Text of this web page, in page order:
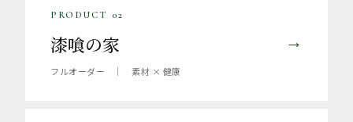
PRODUCT 02
漆喰の家
フルオーダー ｜ 素材 × 健康
→